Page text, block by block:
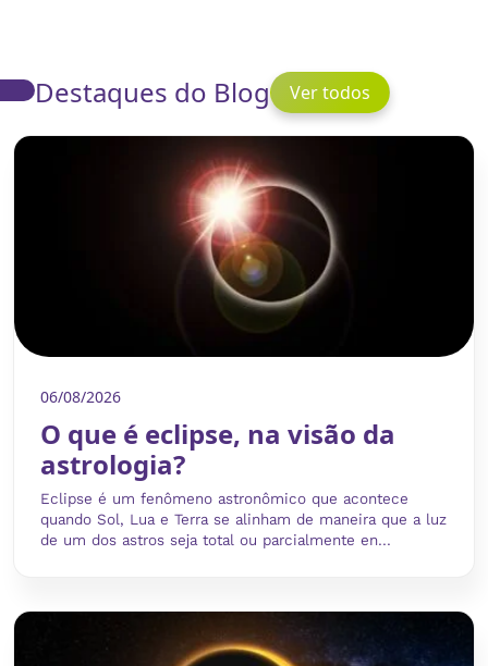
Destaques do Blog Ver todos
06/08/2026
O que é eclipse, na visão da
astrologia?
Eclipse é um fenômeno astronômico que acontece
quando Sol, Lua e Terra se alinham de maneira que a luz
de um dos astros seja total ou parcialmente en...